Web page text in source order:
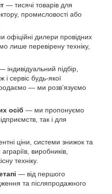
— тисячі товарів для
промисловості або
офіційні дилери провідних
лише перевірену техніку,
індивідуальний підбір,
і сервіс будь-якої
— ми розв’язуємо
осіб — ми пропонуємо
так і для
ціни, системи знижок та
виробників,
техніку.
— від першого
та післяпродажного